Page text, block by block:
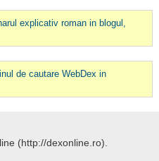
explicativ roman in blogul,
de cautare WebDex in
(http://dexonline.ro).